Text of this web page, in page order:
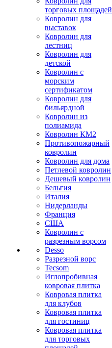
торговых площадей
Ковролин для
выставок
Ковролин для
лестниц
Ковролин для
детской
Ковролин с
морским
сертификатом
Ковролин для
бильярдной
Ковролин из
полиамида
Ковролин КМ2
Противопожарный
ковролин
Ковролин для дома
Петлевой ковролин
Дешевый ковролин
Бельгия
Италия
Нидерланды
Франция
США
Ковролин с
разрезным ворсом
Desso
Разрезной ворс
Tecsom
Иглопробивная
ковровая плитка
Ковровая плитка
для клубов
Ковровая плитка
для гостиниц
Ковровая плитка
для торговых